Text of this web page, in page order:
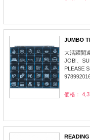
JUMBO
大活躍間
JOB!、
PLEASE
価格：